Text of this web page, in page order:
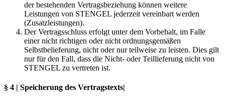
der bestehenden Vertragsbeziehung können weitere
Leistungen von STENGEL jederzeit vereinbart werden
(Zusatzleistungen).
Der Vertragsschluss erfolgt unter dem Vorbehalt, im Falle
einer nicht richtigen oder nicht ordnungsgemäßen
Selbstbelieferung, nicht oder nur teilweise zu leisten. Dies gilt
nur für den Fall, dass die Nicht- oder Teillieferung nicht von
STENGEL zu vertreten ist.
§ 4 | Speicherung des Vertragstexts|